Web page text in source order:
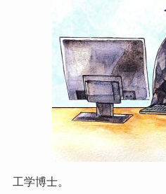
工学博士。